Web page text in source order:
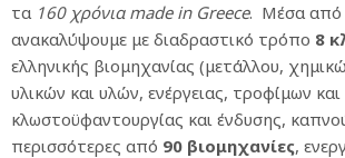
τα 160 χρόνια made in Greece. Μέσα από
ανακαλύψουμε με διαδραστικό τρόπο 8
ελληνικής βιομηχανίας (μετάλλου,
υλικών και υλών, ενέργειας, τροφίμων
κλωστοϋφαντουργίας και ένδυσης,
περισσότερες από 90 βιομηχανίες,